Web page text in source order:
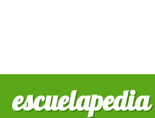
escuelapedia